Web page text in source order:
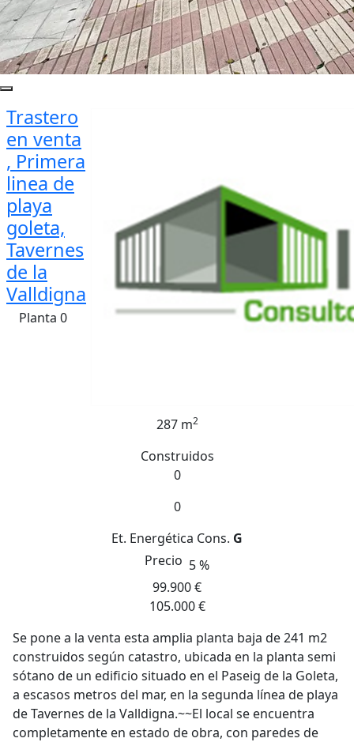
Trastero
en venta
, Primera
linea de
playa
goleta,
Tavernes
de la
Valldigna
Planta 0
287 m2
Construidos
0
0
Et. Energética Cons. G
Precio 5 %
99.900 €
105.000 €
Se pone a la venta esta amplia planta baja de 241 m2
construidos según catastro, ubicada en la planta semi
sótano de un edificio situado en el Paseig de la Goleta,
a escasos metros del mar, en la segunda línea de playa
de Tavernes de la Valldigna.~~El local se encuentra
completamente en estado de obra, con paredes de